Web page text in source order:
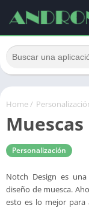
Home/
Personalización
Notch Design es
diseño de muesca.
esto es lo mejor para